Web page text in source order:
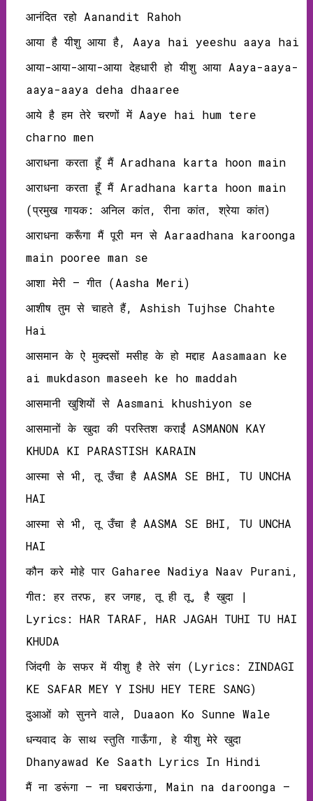
आनंदित रहो Aanandit Rahoh
आया है यीशु आया है, Aaya hai yeeshu aaya hai
आया-आया-आया-आया देहधारी हो यीशु आया Aaya-aaya-
aaya-aaya deha dhaaree
आये है हम तेरे चरणों में Aaye hai hum tere
charno men
आराधना करता हूँ मैं Aradhana karta hoon main
आराधना करता हूँ मैं Aradhana karta hoon main
(प्रमुख गायक: अनिल कांत, रीना कांत, श्रेया कांत)
आराधना करूँगा मैं पूरी मन से Aaraadhana karoonga
main pooree man se
आशा मेरी – गीत (Aasha Meri)
आशीष तुम से चाहते हैं, Ashish Tujhse Chahte
Hai
आसमान के ऐ मुक्दसों मसीह के हो मद्दाह Aasamaan ke
ai mukdason maseeh ke ho maddah
आसमानी खुशियों से Aasmani khushiyon se
आसमानों के खुदा की परस्तिश कराईं ASMANON KAY
KHUDA KI PARASTISH KARAIN
आस्मा से भी, तू उँचा है AASMA SE BHI, TU UNCHA
HAI
आस्मा से भी, तू उँचा है AASMA SE BHI, TU UNCHA
HAI
कौन करे मोहे पार Gaharee Nadiya Naav Purani,
गीत: हर तरफ, हर जगह, तू ही तू, है खुदा |
Lyrics: HAR TARAF, HAR JAGAH TUHI TU HAI
KHUDA
जिंदगी के सफर में यीशु है तेरे संग (Lyrics: ZINDAGI
KE SAFAR MEY Y ISHU HEY TERE SANG)
दुआओं को सुनने वाले, Duaaon Ko Sunne Wale
धन्यवाद के साथ स्तुति गाऊँगा, हे यीशु मेरे खुदा
Dhanyawad Ke Saath Lyrics In Hindi
मैं ना डरूंगा – ना घबराऊंगा, Main na daroonga –